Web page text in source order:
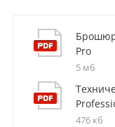
Pro
5 мб
476 кб